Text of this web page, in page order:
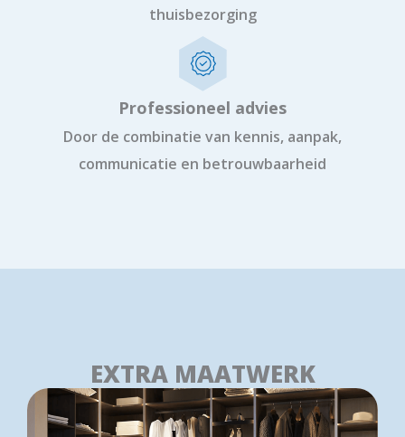
thuisbezorging
Professioneel advies
Door de combinatie van kennis, aanpak,
communicatie en betrouwbaarheid
EXTRA MAATWERK